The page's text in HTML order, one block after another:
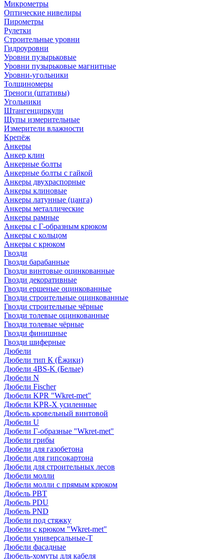
Микрометры
Оптические нивелиры
Пирометры
Рулетки
Строительные уровни
Гидроуровни
Уровни пузырьковые
Уровни пузырьковые магнитные
Уровни-угольники
Толщиномеры
Треноги (штативы)
Угольники
Штангенциркули
Щупы измерительные
Измерители влажности
Крепёж
Анкеры
Анкер клин
Анкерные болты
Анкерные болты с гайкой
Анкеры двухраспорные
Анкеры клиновые
Анкеры латунные (цанга)
Анкеры металлические
Анкеры рамные
Анкеры с Г-образным крюком
Анкеры с кольцом
Анкеры с крюком
Гвозди
Гвозди барабанные
Гвозди винтовые оцинкованные
Гвозди декоративные
Гвозди ершеные оцинкованные
Гвозди строительные оцинкованные
Гвозди строительные чёрные
Гвозди толевые оцинкованные
Гвозди толевые чёрные
Гвозди финишные
Гвозди шиферные
Дюбели
Дюбели тип К (Ёжики)
Дюбели 4BS-K (Белые)
Дюбели N
Дюбели Fischer
Дюбели KPR "Wkret-met"
Дюбели KPR-Х усиленные
Дюбель кровельный винтовой
Дюбели U
Дюбели Г-образные "Wkret-met"
Дюбели грибы
Дюбели для газобетона
Дюбели для гипсокартона
Дюбели для строительных лесов
Дюбели молли
Дюбели молли с прямым крюком
Дюбель PBT
Дюбель PDU
Дюбель PND
Дюбели под стяжку
Дюбели с крюком "Wkret-met"
Дюбели универсальные-Т
Дюбели фасадные
Дюбель-хомуты для кабеля